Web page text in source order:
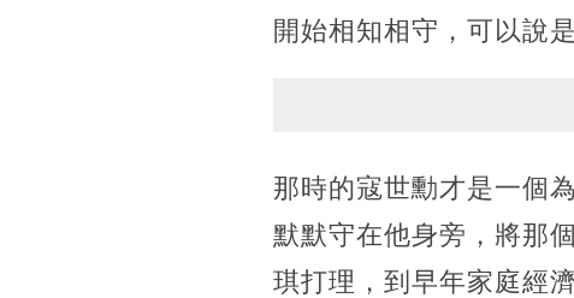
開始相知相守，可以說
那時的寇世勳才是一個
默默守在他身旁，將那
琪打理，到早年家庭經